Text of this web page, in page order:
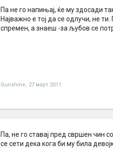
Па не го напињај, ќе му здосади
Најважно е тој да се одлучи, не
спремен, а знаеш -за љубов се
Gunshine, 27 март 2011
Па, не го ставај пред свршен чин
се сети дека кога би му била